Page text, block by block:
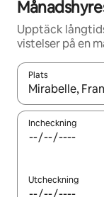
Upptäck
vistelser på en
Plats
När resultaten
Incheckning
Utcheckning